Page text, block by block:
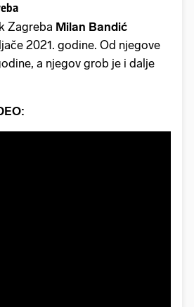
Zagreba Milan Bandić
2021. godine. Od njegove
a njegov grob je i dalje